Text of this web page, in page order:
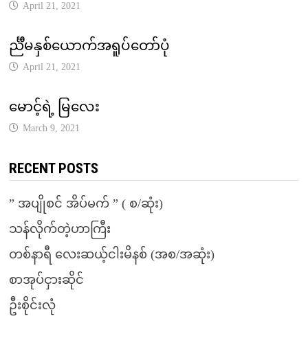
April 21, 2021
င်္ညီမနှစ်ယောက်အရူပ်တော်ပုံ
April 21, 2021
မောင့်ရဲ့ မြလေး
March 9, 2021
RECENT POSTS
” အပျိုစင် အိပ်မက် ” ( စ/ဆုံး)
သန်လိုက်တဲ့ဟာကြီး
တစ်နာရီ လေးဆယ့်ငါးမိနစ် (အစ/အဆုံး)
စာအုပ်ငှားဆိုင်
ဦးစိုင်းလုံ